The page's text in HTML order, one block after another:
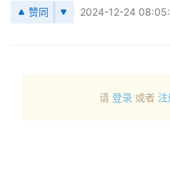
赞同 2024-12-24
请 登录 或者